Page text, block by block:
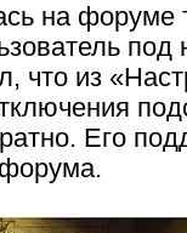
на форуме
под
что из
Его